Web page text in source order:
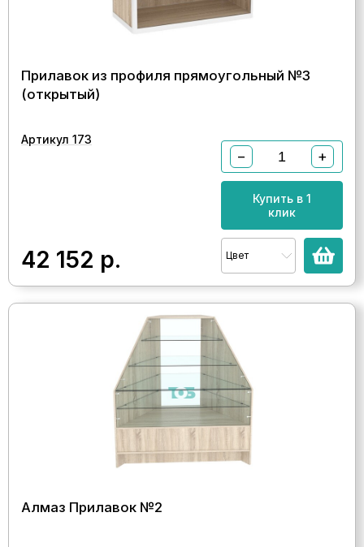
Прилавок из профиля прямоугольный №3
(открытый)
Артикул 173
42 152 р.
− +
Купить в 1
клик
Цвет
Алмаз Прилавок №2